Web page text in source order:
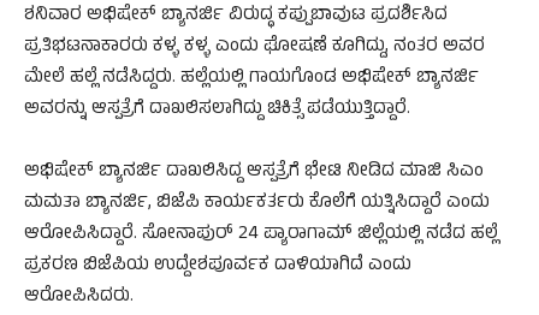
ಶನಿವಾರ ಅಭಿಷೇಕ್‌ ಬ್ಯಾನರ್ಜಿ ವಿರುದ್ಧ ಕಪ್ಪುಬಾವುಟ ಪ್ರದರ್ಶಿಸಿದ
ಪ್ರತಿಭಟನಾಕಾರರು ಕಳ್ಳ ಕಳ್ಳ ಎಂದು ಘೋಷಣೆ ಕೂಗಿದ್ದು, ನಂತರ ಅವರ
ಮೇಲೆ ಹಲ್ಲೆ ನಡೆಸಿದ್ದರು. ಹಲ್ಲೆಯಲ್ಲಿ ಗಾಯಗೊಂಡ ಅಭಿಷೇಕ್‌ ಬ್ಯಾನರ್ಜಿ
ಅವರನ್ನು ಆಸ್ಪತ್ರೆಗೆ ದಾಖಲಿಸಲಾಗಿದ್ದು ಚಿಕಿತ್ಸೆ ಪಡೆಯುತ್ತಿದ್ದಾರೆ.
ಅಭಿಷೇಕ್‌ ಬ್ಯಾನರ್ಜಿ ದಾಖಲಿಸಿದ್ದ ಆಸ್ಪತ್ರೆಗೆ ಭೇಟಿ ನೀಡಿದ ಮಾಜಿ ಸಿಎಂ
ಮಮತಾ ಬ್ಯಾನರ್ಜಿ, ಬಿಜೆಪಿ ಕಾರ್ಯಕರ್ತರು ಕೊಲೆಗೆ ಯತ್ನಿಸಿದ್ದಾರೆ ಎಂದು
ಆರೋಪಿಸಿದ್ದಾರೆ. ಸೋನಾಪುರ್‌ 24 ಪ್ಯಾರಾಗಾಮ್‌ ಜಿಲ್ಲೆಯಲ್ಲಿ ನಡೆದ ಹಲ್ಲೆ
ಪ್ರಕರಣ ಬಿಜೆಪಿಯ ಉದ್ದೇಶಪೂರ್ವಕ ದಾಳಿಯಾಗಿದೆ ಎಂದು
ಆರೋಪಿಸಿದರು.